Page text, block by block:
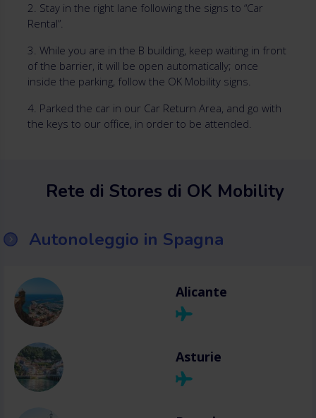
2. Stay in the right lane following the signs to “Car
Rental”.
3. While you are in the B building, keep waiting in front
of the barrier, it will be open automatically; once
inside the parking, follow the OK Mobility signs.
4. Parked the car in our Car Return Area, and go with
the keys to our office, in order to be attended.
Rete di Stores di OK Mobility
Autonoleggio in Spagna
Alicante
Asturie